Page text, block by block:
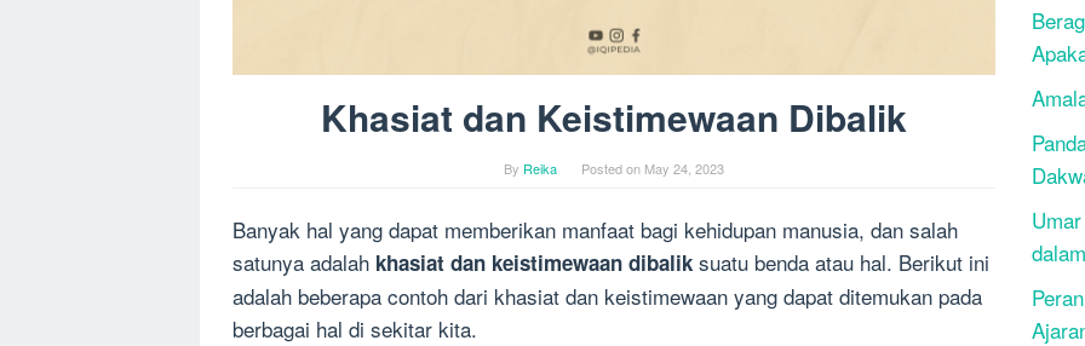
Khasiat dan Keistimewaan Dibalik
By Reika Posted on May 24, 2023
Banyak hal yang dapat memberikan manfaat bagi kehidupan manusia, dan salah
satunya adalah khasiat dan keistimewaan dibalik suatu benda atau hal. Berikut ini
adalah beberapa contoh dari khasiat dan keistimewaan yang dapat ditemukan pada
berbagai hal di sekitar kita.